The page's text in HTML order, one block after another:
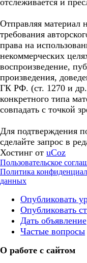
отслеживается и
Отправляя материал
требования
права на
некоммерческих
воспроизведение,
произведения,
ГК РФ. (ст. 1270 и
конкретного типа
совпадать с точкой
Для подтверждения
сделайте запрос в
Хостинг от uCoz
Пользовательское
Политика
данных
Опубликовать
Опубликовать
Дать объявление
Частые вопросы
О работе с сайтом